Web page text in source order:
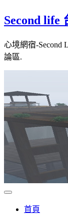
to
Second life
心境網宿-Second
論區.
首頁